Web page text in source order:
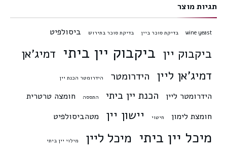
תגיות מוצר
wine yeast בדיקת סוכר ביין בדיקת סוכר בתירוש ביסולפיט
ביקבוק יין ביקבוק יין ביתי דמיג'אן
דמיג'אן ליין הידרומטר הידרומטר הכנת יין
הידרומטר ליין הכנת יין ביתי התססה
חומצה טרטרית
חומצת לימון
חיטוי יישון יין מטהביסולפיט
מיכל יין ביתי מיכל ליין מילוי יין ביתי